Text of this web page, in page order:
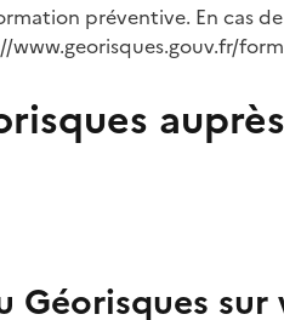
préventive. En cas
Géorisques